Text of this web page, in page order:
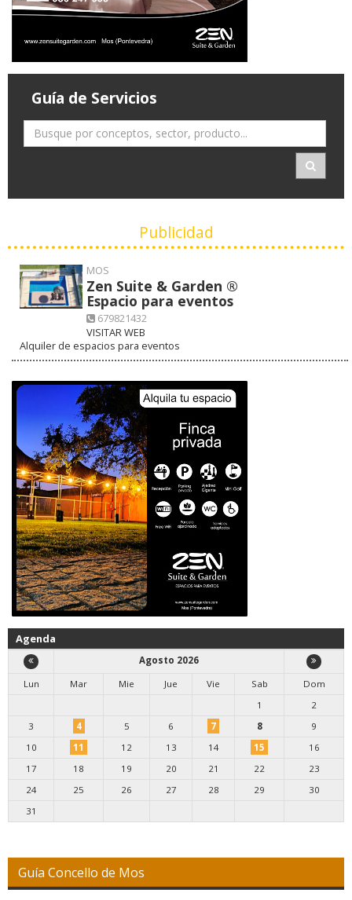
Guía de Servicios
Publicidad
MOS
Zen Suite & Garden ®
Espacio para eventos
679821432
VISITAR WEB
Alquiler de espacios para eventos
Agenda
Agosto 2026
Lun
Mar Mie Jue Vie Sab
Dom
1
2
3
4 5 6 7 8
9
10
11 12 13 14 15
16
17
18 19 20 21 22
23
24
25 26 27 28 29
30
31
Guía Concello de Mos